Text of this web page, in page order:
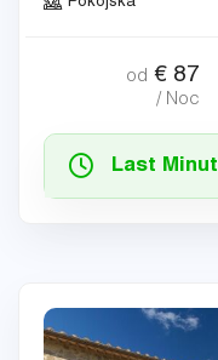
od € 87
/ Noc
Last